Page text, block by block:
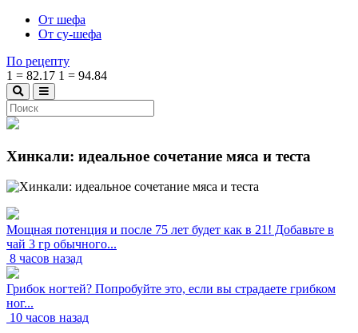
От шефа
От су-шефа
По рецепту
1 = 82.17 1 = 94.84
Хинкали: идеальное сочетание мяса и теста
Мощная потенция и после 75 лет будет как в 21! Добавьте в
чай 3 гр обычного...
8 часов назад
Грибок ногтей? Попробуйте это, если вы страдаете грибком
ног...
10 часов назад